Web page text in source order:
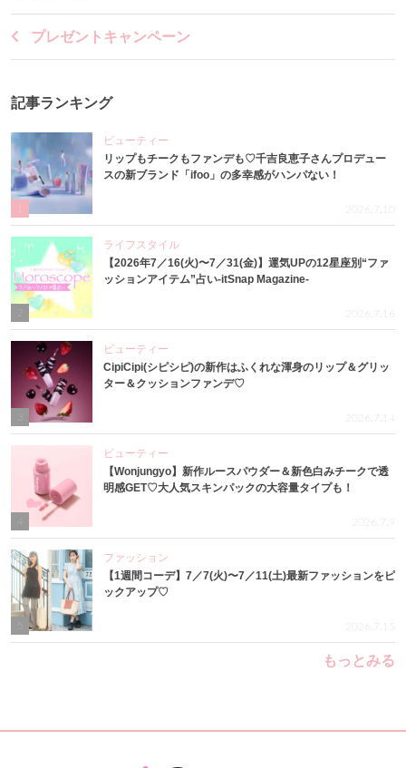
プレゼントキャンペーン
記事ランキング
ビューティー
リップもチークもファンデも♡千吉良恵子さんプロデュー
スの新ブランド「ifoo」の多幸感がハンパない！
2026.7.10
ライフスタイル
【2026年7／16(火)〜7／31(金)】運気UPの12星座別“ファ
ッションアイテム”占い-itSnap Magazine-
2026.7.16
3
ビューティー
CipiCipi(シピシピ)の新作はふくれな渾身のリップ＆グリッ
ター＆クッションファンデ♡
2026.7.14
4
ビューティー
【Wonjungyo】新作ルースパウダー＆新色白みチークで透
明感GET♡大人気スキンパックの大容量タイプも！
2026.7.9
ファッション
【1週間コーデ】7／7(火)〜7／11(土)最新ファッションをピ
ックアップ♡
2026.7.15
もっとみる